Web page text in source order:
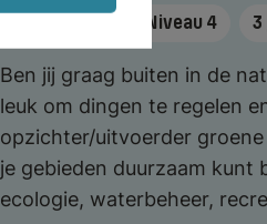
Niveau 4 3
Ben jij graag buiten in de
leuk om dingen te regelen
opzichter/uitvoerder
je gebieden duurzaam kunt
ecologie, waterbeheer,